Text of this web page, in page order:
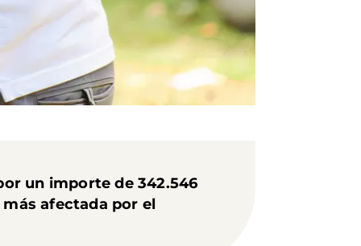
un importe de 342.546
afectada por el